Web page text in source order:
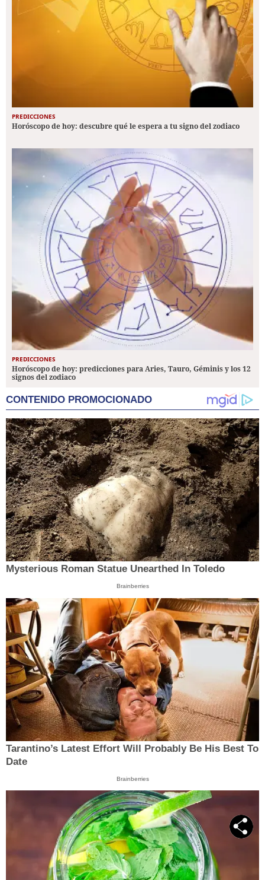
PREDICCIONES
Horóscopo de hoy: descubre qué le espera a tu signo del zodiaco
PREDICCIONES
Horóscopo de hoy: predicciones para Aries, Tauro, Géminis y los 12
signos del zodiaco
CONTENIDO PROMOCIONADO
Mysterious Roman Statue Unearthed In Toledo
Brainberries
Tarantino’s Latest Effort Will Probably Be His Best To
Date
Brainberries